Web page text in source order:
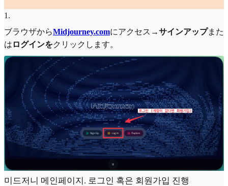
1 .
ブラウザからMidjourney.comにアクセス→サインアップまた
は ログインをクリックします。
미드저니 메인페이지. 로그인 혹은 회원가입 진행